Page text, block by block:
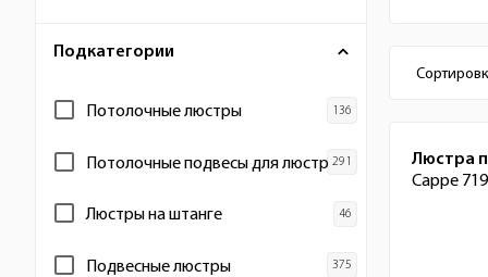
Подкатегории
Потолочные люстры
Потолочные подвесы для люстр
Люстры на штанге
Подвесные люстры
Люстра
Cappe